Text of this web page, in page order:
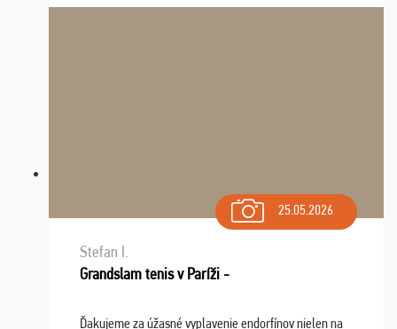
sa na budúci rok. Prajem vam este veľa ta ...
25.05.2026
Stefan I.
Grandslam tenis v Paríži -
Ďakujeme za úžasné vyplavenie endorfínov nielen na